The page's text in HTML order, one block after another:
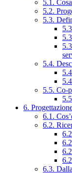
5.1.
5.2.
5.3.
5.4.
5.5. Co-
6.
6.1.
6.2.
6.3.